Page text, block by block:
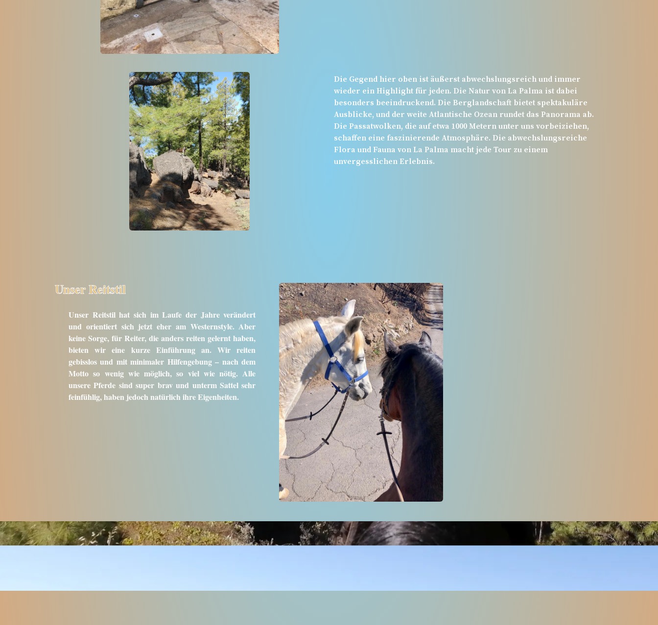
Die Gegend hier oben ist äußerst abwechslungsreich und immer
wieder ein Highlight für jeden. Die Natur von La Palma ist dabei
besonders beeindruckend. Die Berglandschaft bietet spektakuläre
Ausblicke, und der weite Atlantische Ozean rundet das Panorama ab.
Die Passatwolken, die auf etwa 1000 Metern unter uns vorbeiziehen,
schaffen eine faszinierende Atmosphäre. Die abwechslungsreiche
Flora und Fauna von La Palma macht jede Tour zu einem
unvergesslichen Erlebnis.
Unser Reitstil
Unser Reitstil hat sich im Laufe der Jahre verändert
und orientiert sich jetzt eher am Westernstyle. Aber
keine Sorge, für Reiter, die anders reiten gelernt haben,
bieten wir eine kurze Einführung an. Wir reiten
gebisslos und mit minimaler Hilfengebung – nach dem
Motto so wenig wie möglich, so viel wie nötig. Alle
unsere Pferde sind super brav und unterm Sattel sehr
feinfühlig, haben jedoch natürlich ihre Eigenheiten.